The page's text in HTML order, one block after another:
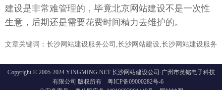
建设是非常难管理的，毕竟北京网站建设不是一次性
生意，后期还是需要花费时间精力去维护的。
文章关键词：长沙网站建设服务公司,长沙网站建设,长沙网站建设服务
Copyright © 2005-2024 YINGMING.NET 长沙网站建设公司-广州市英铭电子科技
有限公司 版权所有
粤ICP备09000282号-6